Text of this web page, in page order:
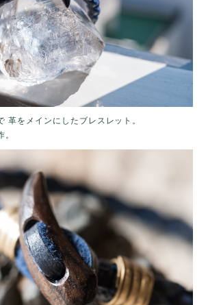
革をメインにしたブレスレット。